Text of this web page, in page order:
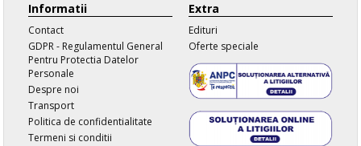
Informatii
Contact
GDPR - Regulamentul General
Pentru Protectia Datelor
Personale
Despre noi
Transport
Politica de confidentialitate
Termeni si conditii
Extra
Edituri
Oferte speciale